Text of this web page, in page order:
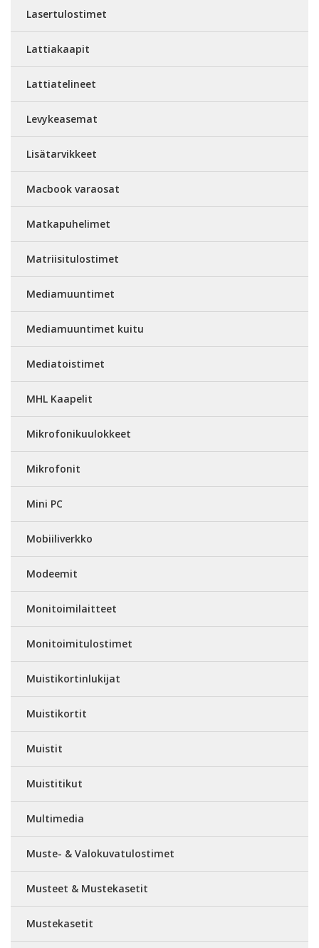
Lasertulostimet
Lattiakaapit
Lattiatelineet
Levykeasemat
Lisätarvikkeet
Macbook varaosat
Matkapuhelimet
Matriisitulostimet
Mediamuuntimet
Mediamuuntimet kuitu
Mediatoistimet
MHL Kaapelit
Mikrofonikuulokkeet
Mikrofonit
Mini PC
Mobiiliverkko
Modeemit
Monitoimilaitteet
Monitoimitulostimet
Muistikortinlukijat
Muistikortit
Muistit
Muistitikut
Multimedia
Muste- & Valokuvatulostimet
Musteet & Mustekasetit
Mustekasetit